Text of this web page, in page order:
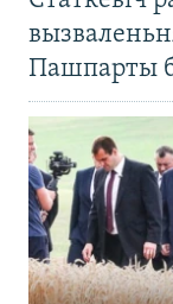
Пашпарты